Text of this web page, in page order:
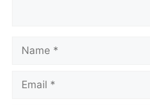
Name
Email